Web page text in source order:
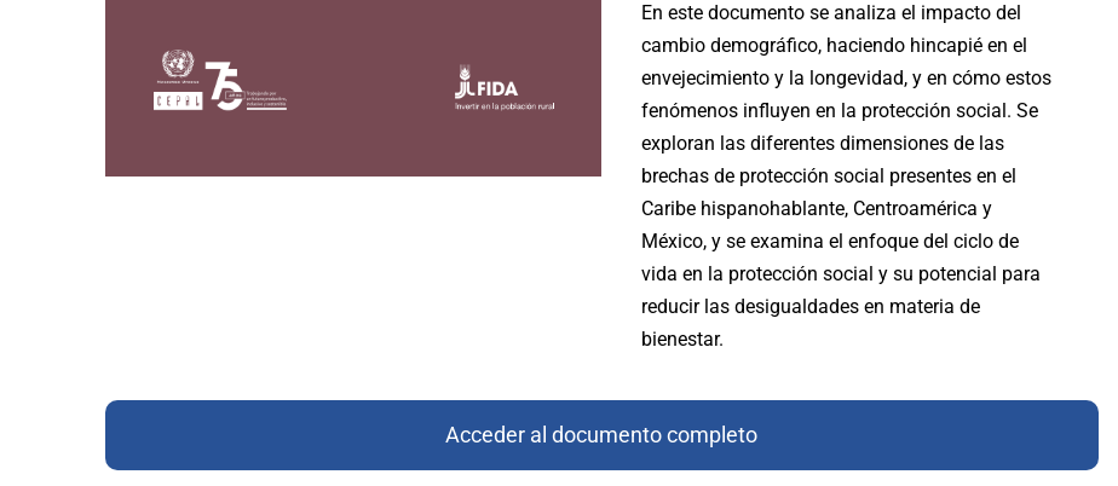
En este documento se analiza el impacto del
cambio demográfico, haciendo hincapié en el
envejecimiento y la longevidad, y en cómo estos
fenómenos influyen en la protección social. Se
exploran las diferentes dimensiones de las
brechas de protección social presentes en el
Caribe hispanohablante, Centroamérica y
México, y se examina el enfoque del ciclo de
vida en la protección social y su potencial para
reducir las desigualdades en materia de
bienestar.
Acceder al documento completo